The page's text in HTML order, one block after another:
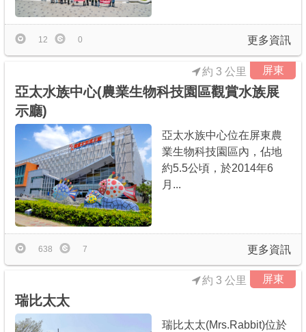
更多資訊
12 0
屏東
約 3 公里
亞太水族中心(農業生物科技園區觀賞水族展
示廳)
亞太水族中心位在屏東農
業生物科技園區內，佔地
約5.5公頃，於2014年6
月...
更多資訊
638 7
屏東
約 3 公里
瑞比太太
瑞比太太(Mrs.Rabbit)位於